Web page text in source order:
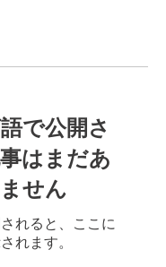
で公開さ
はまだあ
せん
れると、ここに
れます。